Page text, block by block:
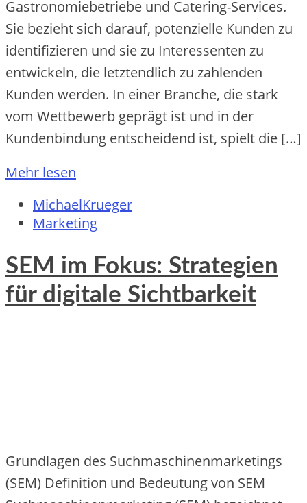
Gastronomiebetriebe und Catering-Services.
Sie bezieht sich darauf, potenzielle Kunden zu
identifizieren und sie zu Interessenten zu
entwickeln, die letztendlich zu zahlenden
Kunden werden. In einer Branche, die stark
vom Wettbewerb geprägt ist und in der
Kundenbindung entscheidend ist, spielt die […]
Mehr lesen
MichaelKrueger
Marketing
SEM im Fokus: Strategien
für digitale Sichtbarkeit
Grundlagen des Suchmaschinenmarketings
(SEM) Definition und Bedeutung von SEM